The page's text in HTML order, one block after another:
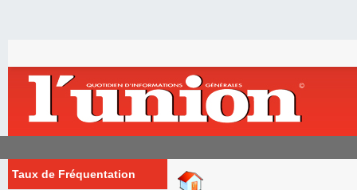
Taux de Fréquentation